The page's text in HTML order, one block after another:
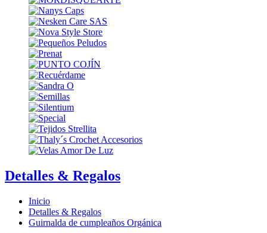
Detalles & Regalos
Inicio
Detalles & Regalos
Guirnalda de cumpleaños Orgánica